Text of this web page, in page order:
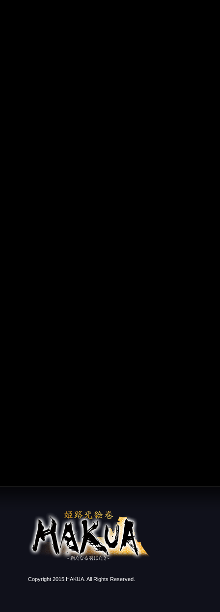
Copyright 2015 HAKUA. All Rights Reserved.